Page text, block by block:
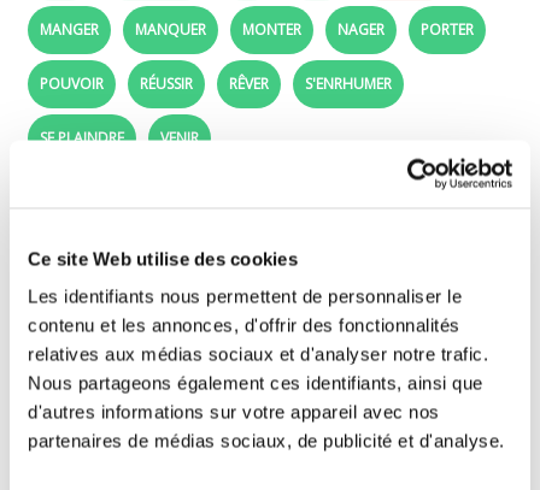
Ce site Web utilise des cookies
Les identifiants nous permettent de personnaliser le
contenu et les annonces, d'offrir des fonctionnalités
relatives aux médias sociaux et d'analyser notre trafic.
Nous partageons également ces identifiants, ainsi que
d'autres informations sur votre appareil avec nos
partenaires de médias sociaux, de publicité et d'analyse.
MANGER MANQUER MONTER NAGER PORTER
POUVOIR RÉUSSIR RÊVER S'ENRHUMER
SE PLAINDRE VENIR
Conjugate the french verb imaginer
French conjugation exercise: Complete these
sentences, as in the example, with imperfect
tense for all persons.
See the conjugation of the French verb imaginer